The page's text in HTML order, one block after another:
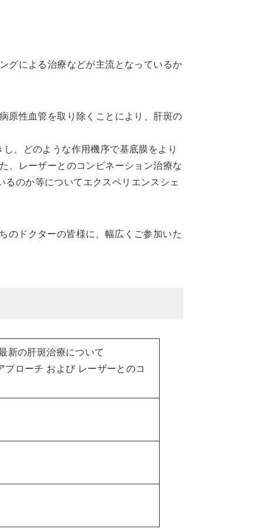
グによる治療などが主流となっているか
原性血管を取り除くことにより、肝斑の
、どのような作用機序で基底膜をより
、レーザーとのコンビネーション治療な
のか等についてエクスペリエンスシェ
のドクターの皆様に、幅広くご参加いた
新の肝斑治療について
プローチ および レーザーとのコ